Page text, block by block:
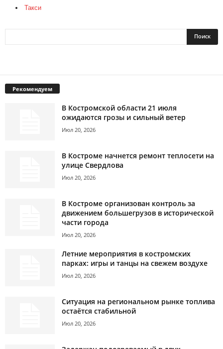
Такси
Рекомендуем
В Костромской области 21 июля
ожидаются грозы и сильный ветер
Июл 20, 2026
В Костроме начнется ремонт теплосети на
улице Свердлова
Июл 20, 2026
В Костроме организован контроль за
движением большегрузов в исторической
части города
Июл 20, 2026
Летние мероприятия в костромских
парках: игры и танцы на свежем воздухе
Июл 20, 2026
Ситуация на региональном рынке топлива
остаётся стабильной
Июл 20, 2026